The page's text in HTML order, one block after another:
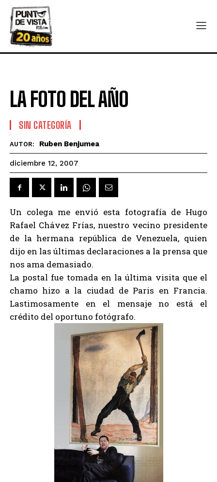
LA FOTO DEL AÑO
SIN CATEGORÍA
AUTOR: Ruben Benjumea
diciembre 12, 2007
Un colega me envió esta fotografía de Hugo
Rafael Chávez Frías, nuestro vecino presidente
de la hermana república de Venezuela, quien
dijo en las últimas declaraciones a la prensa que
nos ama demasiado.
La postal fue tomada en la última visita que el
chamo hizo a la ciudad de Paris en Francia.
Lastimosamente en el mensaje no está el
crédito del oportuno fotógrafo.